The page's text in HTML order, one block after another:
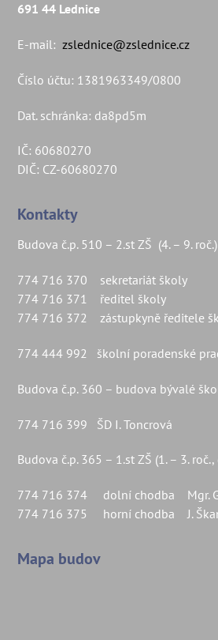
691 44 Lednice
E-mail:zslednice@zslednice.cz
Číslo účtu: 1381963349/0800
Dat. schránka: da8pd5m
IČ: 60680270
DIČ: CZ-60680270
Kontakty
Budova č.p. 510 – 2.st ZŠ (4. – 9.
774 716 370 sekretariát školy
774 716 371 ředitel školy
774 716 372 zástupkyně ředitele
774 444 992 školní poradenské
Budova č.p. 360 – budova bývalé
774 716 399 ŠD I. Toncrová
Budova č.p. 365 – 1.st ZŠ (1. – 3.
774 716 374 dolní chodba Mgr.
774 716 375 horní chodba J.
Mapa budov